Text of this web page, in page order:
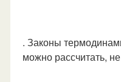
. Законы
можно рассчитать,